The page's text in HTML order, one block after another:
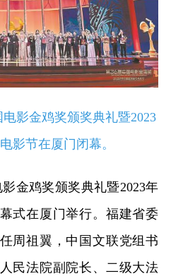
影金鸡奖颁奖典礼暨2023
影节在厦门闭幕。
金鸡奖颁奖典礼暨2023年
式在厦门举行。福建省委
周祖翼，中国文联党组书
民法院副院长、二级大法